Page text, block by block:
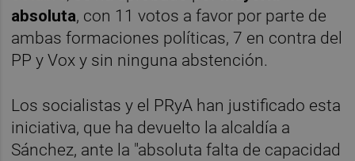
absoluta, con 11 votos a favor por parte de
ambas formaciones políticas, 7 en contra del
PP y Vox y sin ninguna abstención.
Los socialistas y el PRyA han justificado esta
iniciativa, que ha devuelto la alcaldía a
Sánchez, ante la "absoluta falta de capacidad